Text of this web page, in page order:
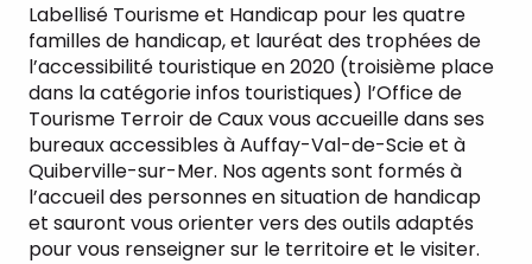
Labellisé Tourisme et Handicap pour les quatre
familles de handicap, et lauréat des trophées de
l’accessibilité touristique en 2020 (troisième place
dans la catégorie infos touristiques) l’Office de
Tourisme Terroir de Caux vous accueille dans ses
bureaux accessibles à Auffay-Val-de-Scie et à
Quiberville-sur-Mer. Nos agents sont formés à
l’accueil des personnes en situation de handicap
et sauront vous orienter vers des outils adaptés
pour vous renseigner sur le territoire et le visiter.